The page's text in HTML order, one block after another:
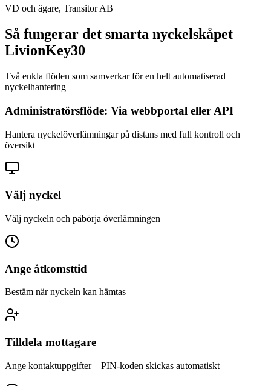
VD och ägare, Transitor AB
Så fungerar det smarta nyckelskåpet
LivionKey30
Två enkla flöden som samverkar för en helt automatiserad
nyckelhantering
Administratörsflöde: Via webbportal eller API
Hantera nyckelöverlämningar på distans med full kontroll och
översikt
Välj nyckel
Välj nyckeln och påbörja överlämningen
Ange åtkomsttid
Bestäm när nyckeln kan hämtas
Tilldela mottagare
Ange kontaktuppgifter – PIN-koden skickas automatiskt